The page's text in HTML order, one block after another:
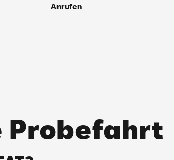
Anrufen
Probefahrt